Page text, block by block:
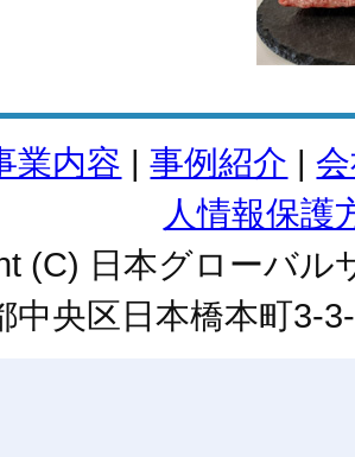
業内容 |事例紹介 |
人情報保護
(C) 日本グローバル
中央区日本橋本町3-